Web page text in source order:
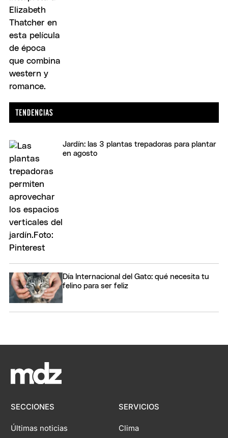
Jardín: las 3 plantas trepadoras para plantar
en agosto
Día Internacional del Gato: qué necesita tu
felino para ser feliz
SECCIONES
Últimas noticias
SERVICIOS
Clima